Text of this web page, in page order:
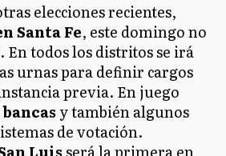
elecciones recientes,
Santa Fe, este domingo no
todos los distritos se irá
urnas para definir cargos
previa. En juego
y también algunos
de votación.
Luisserá la primera en